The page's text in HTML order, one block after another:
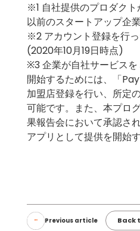
※1 自社提供のプロダク
以前のスタートアップ企
※2 アカウント登録を行っ
(2020年10月19日時点)
※3 企業が自社サービス
開始するためには、「
加盟店登録を行い、所定
可能です。また、本プロ
果報告会において承認さ
アプリとして提供を開始
Previous article Back